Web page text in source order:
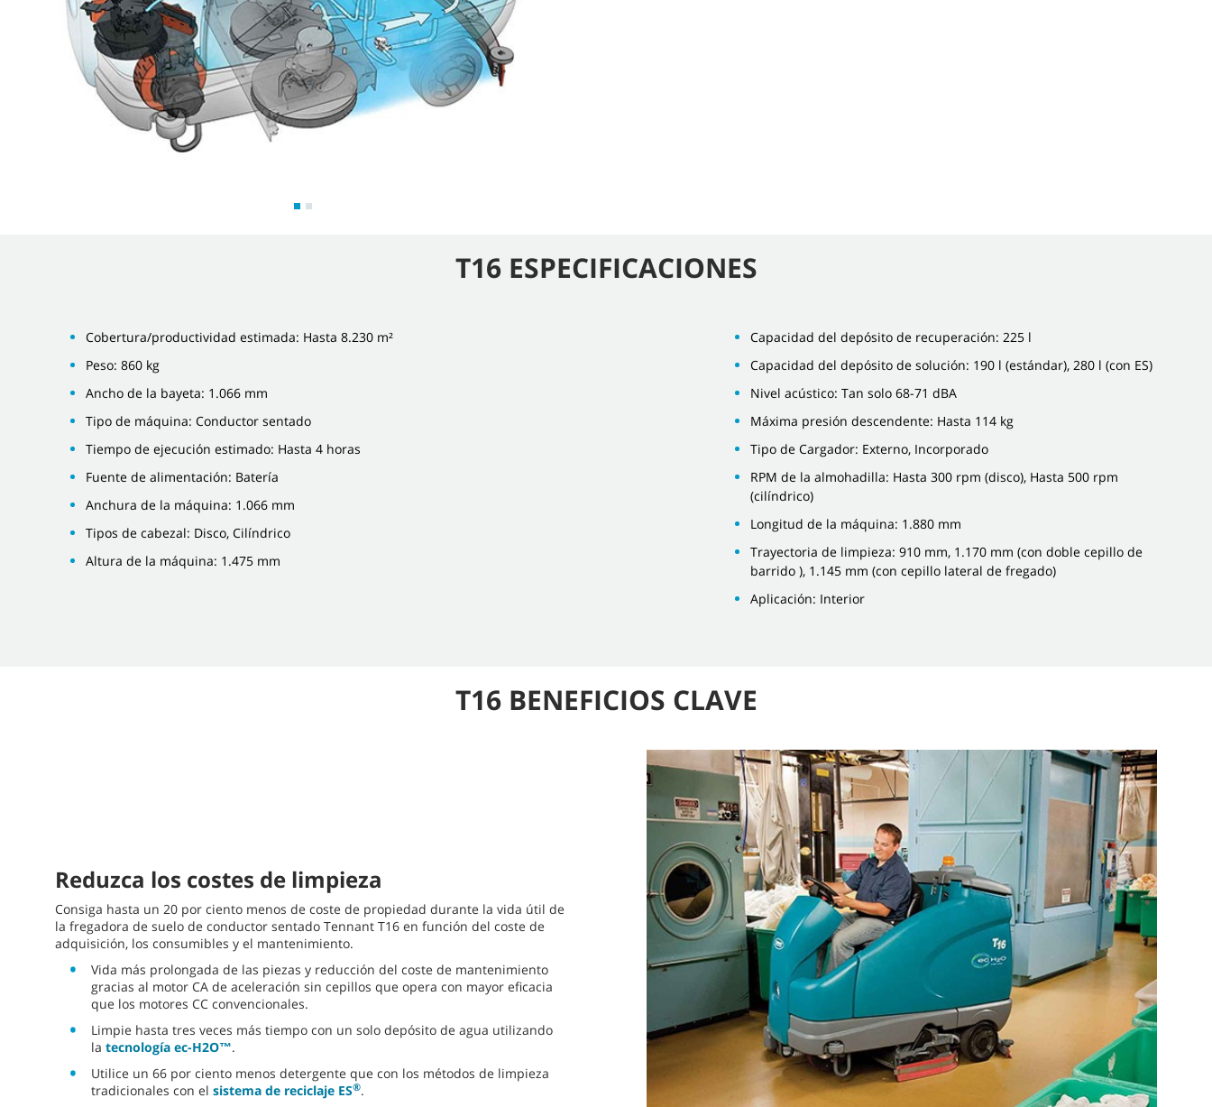
T16 ESPECIFICACIONES
Cobertura/productividad estimada: Hasta 8.230 m²
Peso: 860 kg
Ancho de la bayeta: 1.066 mm
Tipo de máquina: Conductor sentado
Tiempo de ejecución estimado: Hasta 4 horas
Fuente de alimentación: Batería
Anchura de la máquina: 1.066 mm
Tipos de cabezal: Disco, Cilíndrico
Altura de la máquina: 1.475 mm
Capacidad del depósito de recuperación: 225 l
Capacidad del depósito de solución: 190 l (estándar), 280 l (con ES)
Nivel acústico: Tan solo 68-71 dBA
Máxima presión descendente: Hasta 114 kg
Tipo de Cargador: Externo, Incorporado
RPM de la almohadilla: Hasta 300 rpm (disco), Hasta 500 rpm
(cilíndrico)
Longitud de la máquina: 1.880 mm
Trayectoria de limpieza: 910 mm, 1.170 mm (con doble cepillo de
barrido ), 1.145 mm (con cepillo lateral de fregado)
Aplicación: Interior
T16 BENEFICIOS CLAVE
Reduzca los costes de limpieza
Consiga hasta un 20 por ciento menos de coste de propiedad durante la vida útil de
la fregadora de suelo de conductor sentado Tennant T16 en función del coste de
adquisición, los consumibles y el mantenimiento.
Vida más prolongada de las piezas y reducción del coste de mantenimiento
gracias al motor CA de aceleración sin cepillos que opera con mayor eficacia
que los motores CC convencionales.
Limpie hasta tres veces más tiempo con un solo depósito de agua utilizando
la tecnología ec-H2O™.
Utilice un 66 por ciento menos detergente que con los métodos de limpieza
tradicionales con el sistema de reciclaje ES®.